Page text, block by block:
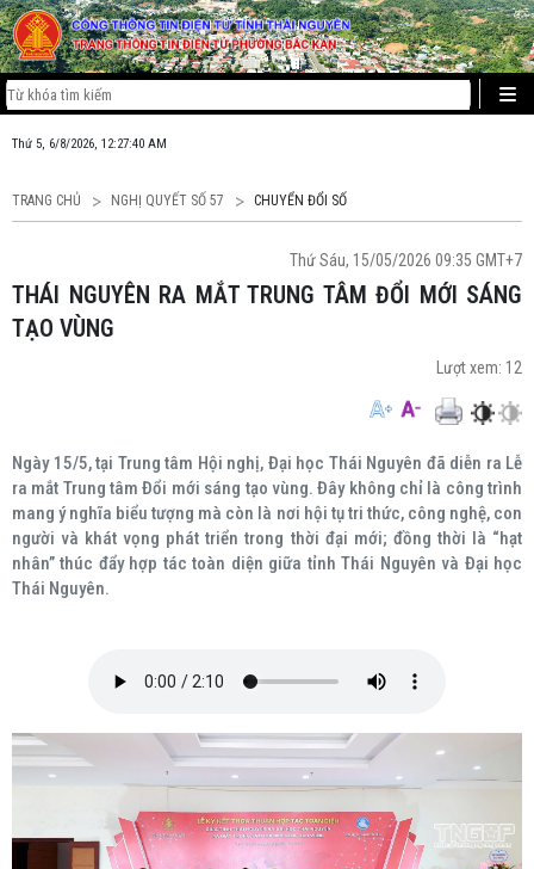
Thứ 5, 6/8/2026, 12:27:41 AM
TRANG CHỦ NGHỊ QUYẾT SỐ 57 CHUYỂN ĐỔI SỐ
Thứ Sáu, 15/05/2026 09:35 GMT+7
THÁI NGUYÊN RA MẮT TRUNG TÂM ĐỔI MỚI SÁNG
TẠO VÙNG
Lượt xem: 12
Ngày 15/5, tại Trung tâm Hội nghị, Đại học Thái Nguyên đã diễn ra Lễ
ra mắt Trung tâm Đổi mới sáng tạo vùng. Đây không chỉ là công trình
mang ý nghĩa biểu tượng mà còn là nơi hội tụ tri thức, công nghệ, con
người và khát vọng phát triển trong thời đại mới; đồng thời là “hạt
nhân” thúc đẩy hợp tác toàn diện giữa tỉnh Thái Nguyên và Đại học
Thái Nguyên.